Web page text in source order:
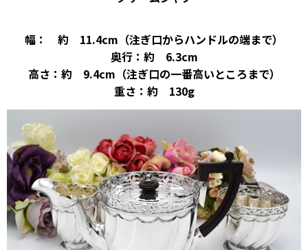
幅： 約 11.4cm（注ぎ口からハンドルの端まで）
奥行：約 6.3cm
高さ：約 9.4cm（注ぎ口の一番高いところまで）
重さ：約 130g